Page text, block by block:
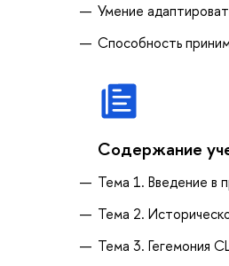
Умение
Способность
Содержание
Тема 1. Введение в
Тема 2.
Тема 3. Гегемония